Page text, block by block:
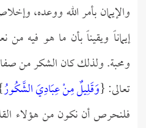
والإيمان بأمر الله ووعده،
إيماناً ويقيناً بأن ما هو فيه
ومحبة. ولذلك كان الشكر من
تعالى: {وَقَلِيلٌ مِنْ عِبَادِيَ الشَّكُورُ
فلنحرص أن نكون من هؤلاء